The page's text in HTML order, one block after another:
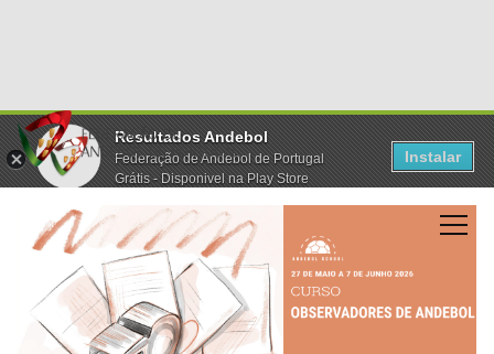
Resultados Andebol
Federação de Andebol de Portugal
Grátis - Disponivel na Play Store
Instalar